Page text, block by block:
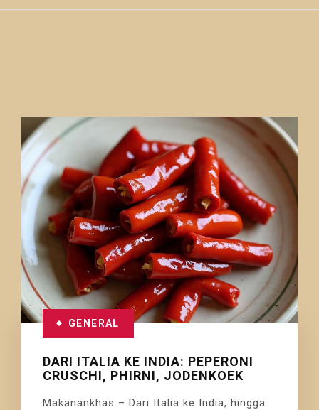
GENERAL
DARI ITALIA KE INDIA: PEPERONI
CRUSCHI, PHIRNI, JODENKOEK
Makanankhas – Dari Italia ke India, hingga